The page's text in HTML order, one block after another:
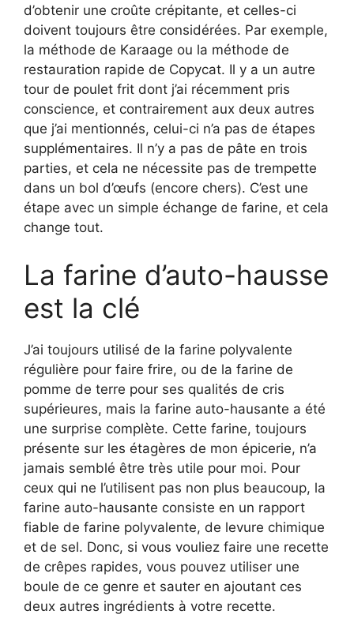
d’obtenir une croûte crépitante, et celles-ci
doivent toujours être considérées. Par exemple,
la méthode de Karaage ou la méthode de
restauration rapide de Copycat. Il y a un autre
tour de poulet frit dont j’ai récemment pris
conscience, et contrairement aux deux autres
que j’ai mentionnés, celui-ci n’a pas de étapes
supplémentaires. Il n’y a pas de pâte en trois
parties, et cela ne nécessite pas de trempette
dans un bol d’œufs (encore chers). C’est une
étape avec un simple échange de farine, et cela
change tout.
La farine d’auto-hausse
est la clé
J’ai toujours utilisé de la farine polyvalente
régulière pour faire frire, ou de la farine de
pomme de terre pour ses qualités de cris
supérieures, mais la farine auto-hausante a été
une surprise complète. Cette farine, toujours
présente sur les étagères de mon épicerie, n’a
jamais semblé être très utile pour moi. Pour
ceux qui ne l’utilisent pas non plus beaucoup, la
farine auto-hausante consiste en un rapport
fiable de farine polyvalente, de levure chimique
et de sel. Donc, si vous vouliez faire une recette
de crêpes rapides, vous pouvez utiliser une
boule de ce genre et sauter en ajoutant ces
deux autres ingrédients à votre recette.